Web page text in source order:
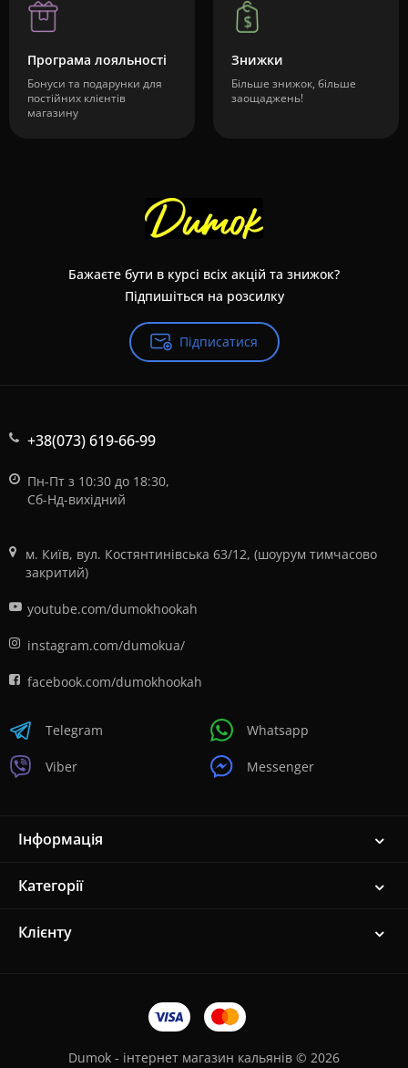
Програма лояльності
Бонуси та подарунки для
постійних клієнтів
магазину
Знижки
Більше знижок, більше
заощаджень!
Бажаєте бути в курсі всіх акцій та знижок?
Підпишіться на розсилку
Підписатися
+38(073) 619-66-99
Пн-Пт з 10:30 до 18:30,
Сб-Нд-вихідний
м. Київ, вул. Костянтинівська 63/12, (шоурум тимчасово
закритий)
youtube.com/dumokhookah
instagram.com/dumokua/
facebook.com/dumokhookah
Telegram
Viber
Whatsapp
Messenger
Інформація
Категорії
Клієнту
Dumok - інтернет магазин кальянів © 2026